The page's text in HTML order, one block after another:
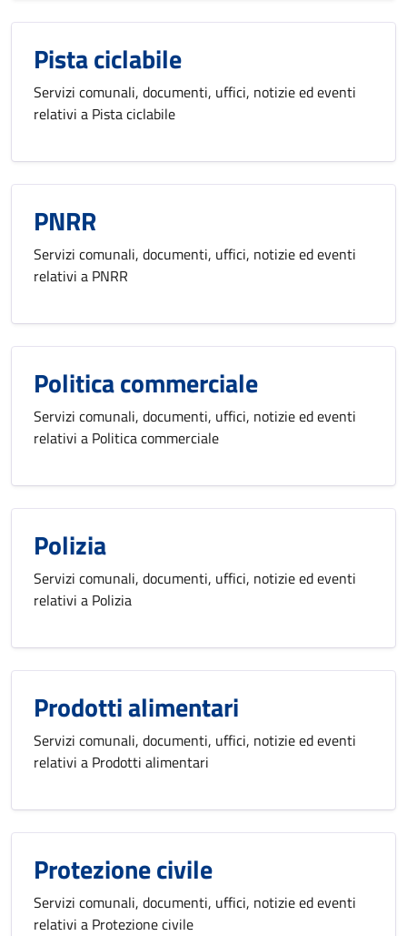
Pista ciclabile
Servizi comunali, documenti, uffici, notizie ed eventi
relativi a Pista ciclabile
PNRR
Servizi comunali, documenti, uffici, notizie ed eventi
relativi a PNRR
Politica commerciale
Servizi comunali, documenti, uffici, notizie ed eventi
relativi a Politica commerciale
Polizia
Servizi comunali, documenti, uffici, notizie ed eventi
relativi a Polizia
Prodotti alimentari
Servizi comunali, documenti, uffici, notizie ed eventi
relativi a Prodotti alimentari
Protezione civile
Servizi comunali, documenti, uffici, notizie ed eventi
relativi a Protezione civile